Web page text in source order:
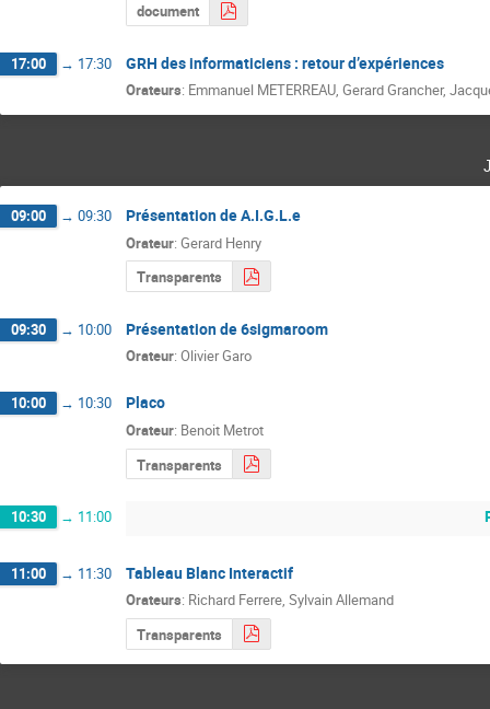
document
17:00 → 17:30 GRH des informaticiens : retour d’expériences
Orateurs: Emmanuel METERREAU, Gerard Grancher,
09:00 → 09:30 Présentation de A.I.G.L.e
Orateur: Gerard Henry
Transparents
09:30 → 10:00 Présentation de 6sigmaroom
Orateur: Olivier Garo
10:00 → 10:30 Placo
Orateur: Benoit Metrot
Transparents
10:30 → 11:00
11:00 → 11:30 Tableau Blanc Interactif
Orateurs: Richard Ferrere, Sylvain Allemand
Transparents